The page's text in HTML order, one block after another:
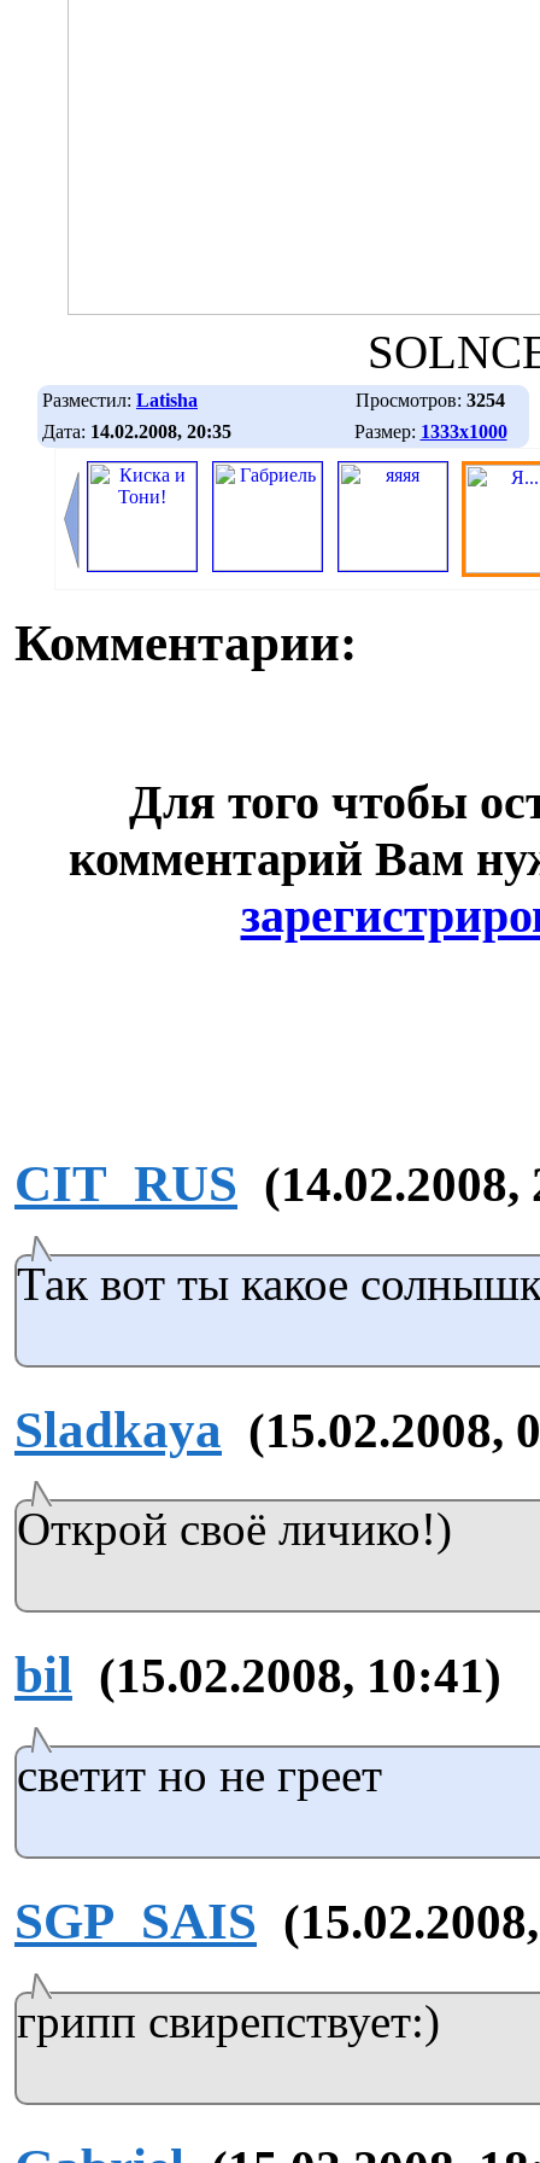
Разместил: Latisha Просмотров: 3254
Дата: 14.02.2008, 20:35 Размер: 1333х1000
Комментарии:
Для того чтобы
комментарий Вам
CIT_RUS (14.02.2008,
Так вот ты какое
Sladkaya (15.02.2008,
Открой своё личико!)
bil (15.02.2008, 10:41)
светит но не греет
SGP_SAIS
грипп свирепствует:)